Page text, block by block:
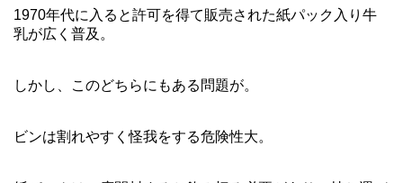
1970年代に入ると許可を得て販売された紙パック入り牛
乳が広く普及。
しかし、このどちらにもある問題が。
ビンは割れやすく怪我をする危険性大。